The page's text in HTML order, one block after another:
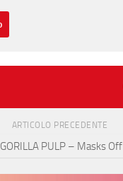
ARTICOLO PRECEDENTE
GORILLA PULP – Masks Off